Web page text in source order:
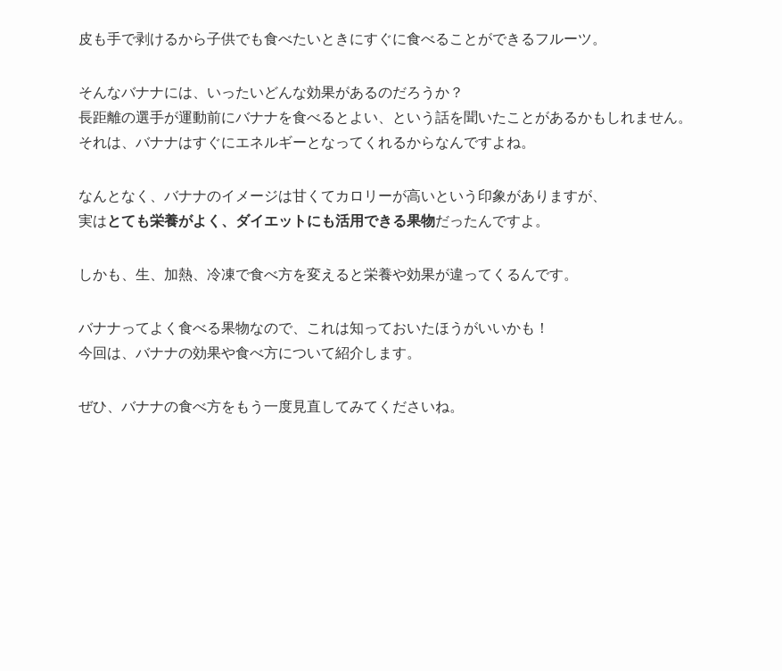
皮も手で剥けるから子供でも食べたいときにすぐに食べることができるフルーツ。
そんなバナナには、いったいどんな効果があるのだろうか？
長距離の選手が運動前にバナナを食べるとよい、という話を聞いたことがあるかもしれません。
それは、バナナはすぐにエネルギーとなってくれるからなんですよね。
なんとなく、バナナのイメージは甘くてカロリーが高いという印象がありますが、
実はとても栄養がよく、ダイエットにも活用できる果物だったんですよ。
しかも、 生、加熱、冷凍で食べ方を変えると栄養や効果が違ってくる んです。
バナナってよく食べる果物なので、これは知っておいたほうがいいかも！
今回は、バナナの効果や食べ方について紹介します。
ぜひ、バナナの食べ方をもう一度見直してみてくださいね。